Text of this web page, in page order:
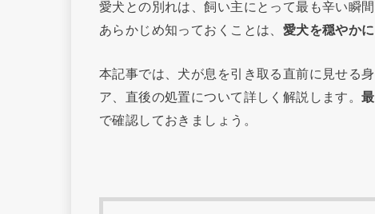
愛犬との別れは、飼い主にとって最も辛い瞬
あらかじめ知っておくことは、 愛犬を穏やか
本記事では、犬が息を引き取る直前に見せる
ア、直後の処置について詳しく解説します。
で確認しておきましょう。